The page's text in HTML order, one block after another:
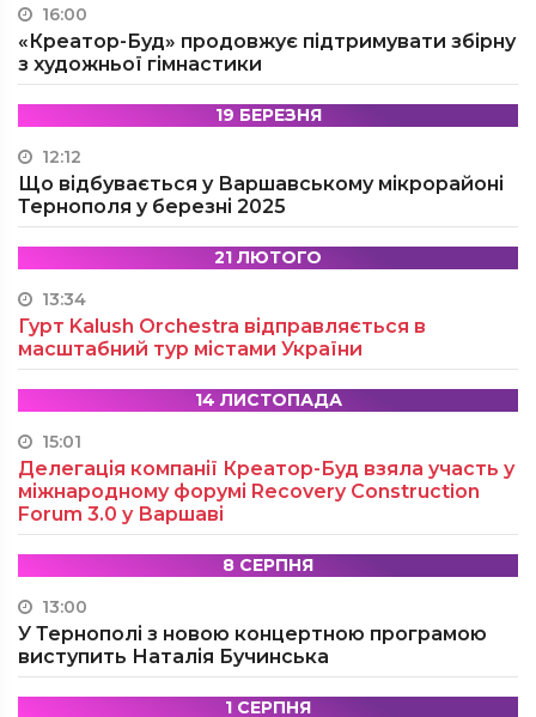
16:00
«Креатор-Буд» продовжує підтримувати збірну
з художньої гімнастики
19 БЕРЕЗНЯ
12:12
Що відбувається у Варшавському мікрорайоні
Тернополя у березні 2025
21 ЛЮТОГО
13:34
Гурт Kalush Orchestra відправляється в
масштабний тур містами України
14 ЛИСТОПАДА
15:01
Делегація компанії Креатор-Буд взяла участь у
міжнародному форумі Recovery Construction
Forum 3.0 у Варшаві
8 СЕРПНЯ
13:00
У Тернополі з новою концертною програмою
виступить Наталія Бучинська
1 СЕРПНЯ